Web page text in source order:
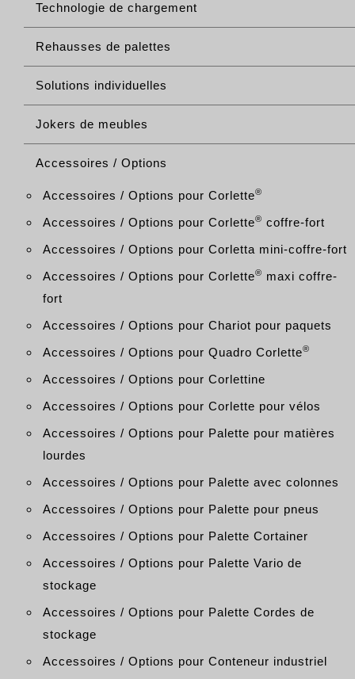
Technologie de chargement
Rehausses de palettes
Solutions individuelles
Jokers de meubles
Accessoires / Options
Accessoires / Options pour Corlette®
Accessoires / Options pour Corlette® coffre-fort
Accessoires / Options pour Corletta mini-coffre-fort
Accessoires / Options pour Corlette® maxi coffre-
fort
Accessoires / Options pour Chariot pour paquets
Accessoires / Options pour Quadro Corlette®
Accessoires / Options pour Corlettine
Accessoires / Options pour Corlette pour vélos
Accessoires / Options pour Palette pour matières
lourdes
Accessoires / Options pour Palette avec colonnes
Accessoires / Options pour Palette pour pneus
Accessoires / Options pour Palette Cortainer
Accessoires / Options pour Palette Vario de
stockage
Accessoires / Options pour Palette Cordes de
stockage
Accessoires / Options pour Conteneur industriel